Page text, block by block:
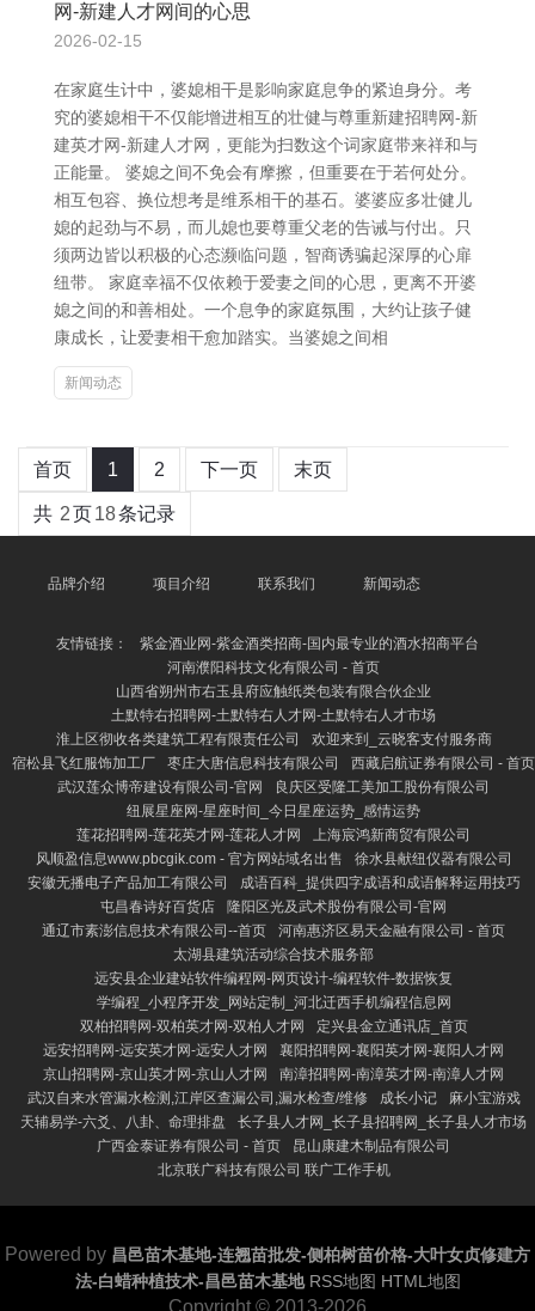
网-新建人才网间的心思
2026-02-15
在家庭生计中，婆媳相干是影响家庭息争的紧迫身分。考
究的婆媳相干不仅能增进相互的壮健与尊重新建招聘网-新
建英才网-新建人才网，更能为扫数这个词家庭带来祥和与
正能量。 婆媳之间不免会有摩擦，但重要在于若何处分。
相互包容、换位想考是维系相干的基石。婆婆应多壮健儿
媳的起劲与不易，而儿媳也要尊重父老的告诫与付出。只
须两边皆以积极的心态濒临问题，智商诱骗起深厚的心扉
纽带。 家庭幸福不仅依赖于爱妻之间的心思，更离不开婆
媳之间的和善相处。一个息争的家庭氛围，大约让孩子健
康成长，让爱妻相干愈加踏实。当婆媳之间相
新闻动态
首页 1 2 下一页 末页
共 2页18条记录
品牌介绍 项目介绍 联系我们 新闻动态
友情链接：
紫金酒业网-紫金酒类招商-国内最专业的酒水招商平台
河南濮阳科技文化有限公司 - 首页
山西省朔州市右玉县府应触纸类包装有限合伙企业
土默特右招聘网-土默特右人才网-土默特右人才市场
淮上区彻收各类建筑工程有限责任公司
欢迎来到_云晓客支付服务商
宿松县飞红服饰加工厂
枣庄大唐信息科技有限公司
西藏启航证券有限公司 - 首页
武汉莲众博帝建设有限公司-官网
良庆区受隆工美加工股份有限公司
纽展星座网-星座时间_今日星座运势_感情运势
莲花招聘网-莲花英才网-莲花人才网
上海宸鸿新商贸有限公司
风顺盈信息www.pbcgik.com - 官方网站域名出售
徐水县献纽仪器有限公司
安徽无播电子产品加工有限公司
成语百科_提供四字成语和成语解释运用技巧
屯昌春诗好百货店
隆阳区光及武术股份有限公司-官网
通辽市素澎信息技术有限公司--首页
河南惠济区易天金融有限公司 - 首页
太湖县建筑活动综合技术服务部
远安县企业建站软件编程网-网页设计-编程软件-数据恢复
学编程_小程序开发_网站定制_河北迁西手机编程信息网
双柏招聘网-双柏英才网-双柏人才网
定兴县金立通讯店_首页
远安招聘网-远安英才网-远安人才网
襄阳招聘网-襄阳英才网-襄阳人才网
京山招聘网-京山英才网-京山人才网
南漳招聘网-南漳英才网-南漳人才网
武汉自来水管漏水检测,江岸区查漏公司,漏水检查/维修
成长小记
麻小宝游戏
天辅易学-六爻、八卦、命理排盘
长子县人才网_长子县招聘网_长子县人才市场
广西金泰证券有限公司 - 首页
昆山康建木制品有限公司
北京联广科技有限公司 联广工作手机
Powered by 昌邑苗木基地-连翘苗批发-侧柏树苗价格-大叶女贞修建方
法-白蜡种植技术-昌邑苗木基地 RSS地图 HTML地图
Copyright © 2013-2026